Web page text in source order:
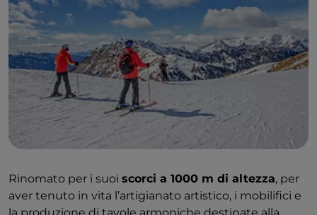
Rinomato per i suoi scorci a 1000 m di altezza, per
aver tenuto in vita l’artigianato artistico, i mobilifici e